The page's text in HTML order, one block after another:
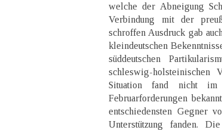
welche der Abneigung
Verbindung mit der
schroffen Ausdruck gab
kleindeutschen
süddeutschen
schleswig-
Situation fand nicht
Februarforderungen
entschiedensten Gegner
Unterstützung fanden.